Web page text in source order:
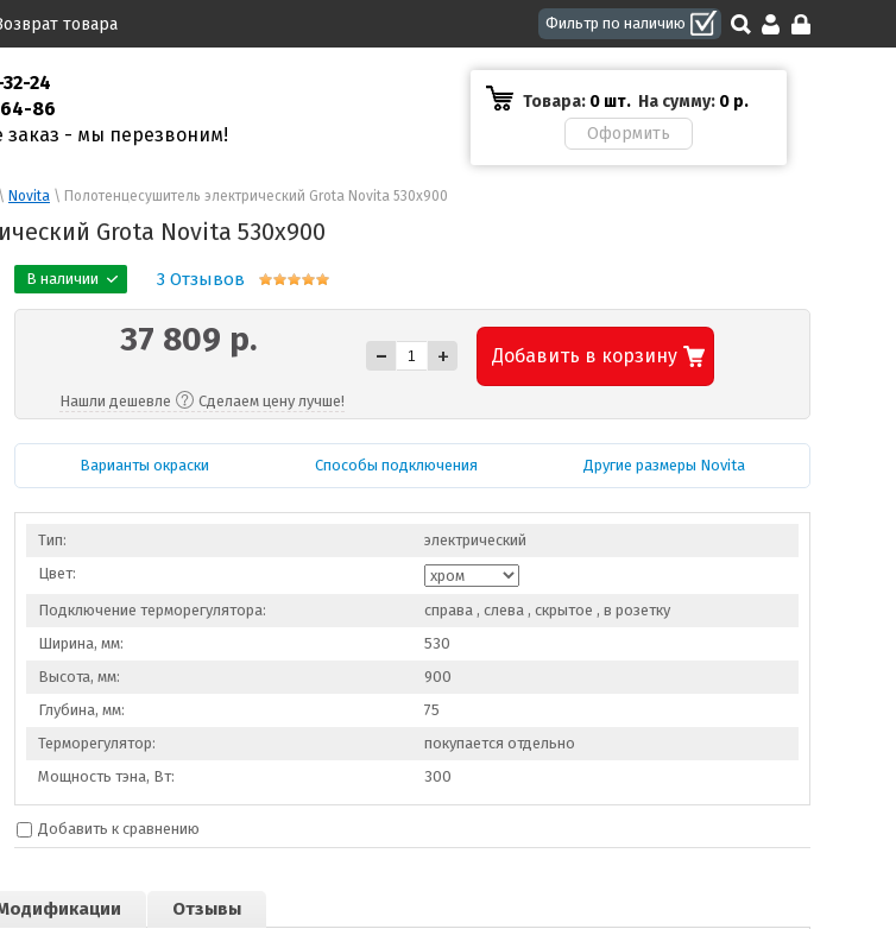
товара
24
64-86
- мы перезвоним!
Товара: 0 шт. На сумму: 0 р.
\ Novita \ Полотенцесушитель электрический Grota Novita 530x900
Grota Novita 530x900
В наличии 3 Отзывов
37 809 р. - + Добавить в корзину
Нашли дешевле Сделаем цену лучше!
Варианты окраски Способы подключения Другие размеры Novita
Тип:
электрический
Цвет:
Подключение терморегулятора:
справа , слева , скрытое , в розетку
Ширина, мм:
530
Высота, мм:
900
Глубина, мм:
75
Терморегулятор:
покупается отдельно
Мощность тэна, Вт:
300
Добавить к сравнению
Отзывы